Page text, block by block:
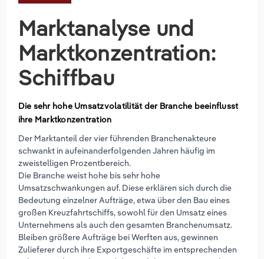
Marktanalyse und
Marktkonzentration:
Schiffbau
Die sehr hohe Umsatzvolatilität der Branche beeinflusst
ihre Marktkonzentration
Der Marktanteil der vier führenden Branchenakteure
schwankt in aufeinanderfolgenden Jahren häufig im
zweistelligen Prozentbereich.
Die Branche weist hohe bis sehr hohe
Umsatzschwankungen auf. Diese erklären sich durch die
Bedeutung einzelner Aufträge, etwa über den Bau eines
großen Kreuzfahrtschiffs, sowohl für den Umsatz eines
Unternehmens als auch den gesamten Branchenumsatz.
Bleiben größere Aufträge bei Werften aus, gewinnen
Zulieferer durch ihre Exportgeschäfte im entsprechenden